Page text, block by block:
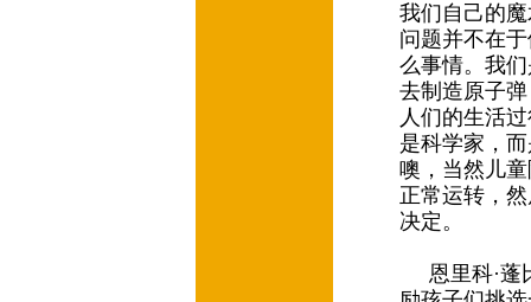
我们自己的
问题并不在
么事情。我
去制造原子
人们的生活
是科学家，
噢，当然儿
正常运转，
决定。
恩里科·蓬